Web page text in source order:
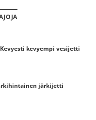
Kevyesti kevyempi vesijetti
järkijetti